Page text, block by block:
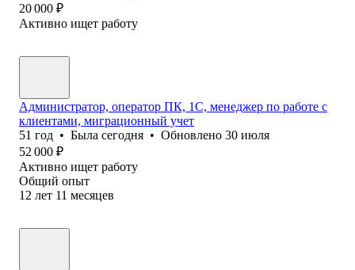
20 000 ₽
Активно ищет работу
Администратор, оператор ПК, 1С, менеджер по работе с
клиентами, миграционный учет
51 год • Была сегодня • Обновлено 30 июля
52 000 ₽
Активно ищет работу
Общий опыт
12 лет 11 месяцев